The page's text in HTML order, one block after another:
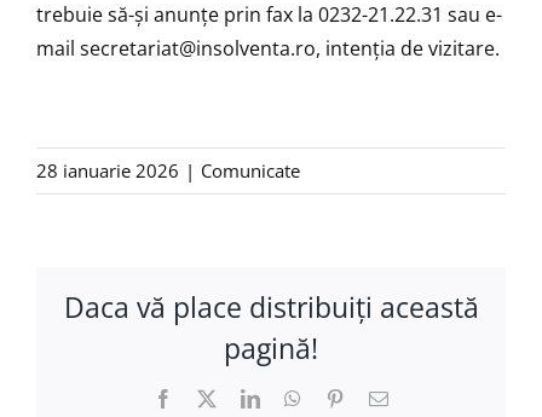
trebuie să-şi anunţe prin fax la 0232-21.22.31 sau e-
mail secretariat@insolventa.ro, intenţia de vizitare.
28 ianuarie 2026 | Comunicate
Daca vă place distribuiţi această
pagină!
Facebook LinkedInWhatsApp
Pinterest
E-